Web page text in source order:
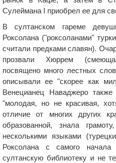
Сулеймана I приобрел ее для
В султанском гареме
Роксолана ("роксоланами"
считали предками славян).
прозвали Хюррем
посвящено много лестных
описывали ее "скорее как
Венецианец Наваджеро
"молодая, но не красивая,
отличие от многих других
образованной, знала
несколькими языками
Роксолана с самого начала
султанскую библиотеку и не